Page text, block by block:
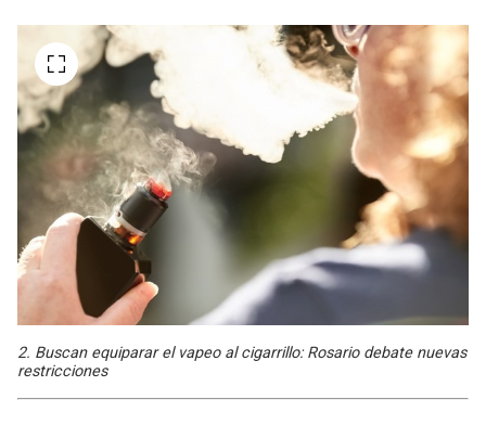
2. Buscan equiparar el vapeo al cigarrillo: Rosario debate nuevas
restricciones